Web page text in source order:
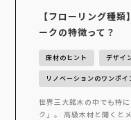
【フローリング種
ークの特徴って？
床材のヒント デザイ
リノベーションのワンポイ
世界三大銘木の中でも特
ク」。 高級木材と聞くと